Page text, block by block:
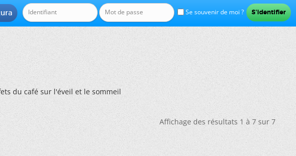
Se souvenir de moi ?
du café sur l'éveil et le sommeil
Affichage des résultats 1 à 7 sur 7